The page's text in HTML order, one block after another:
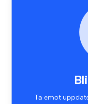
Ta emot